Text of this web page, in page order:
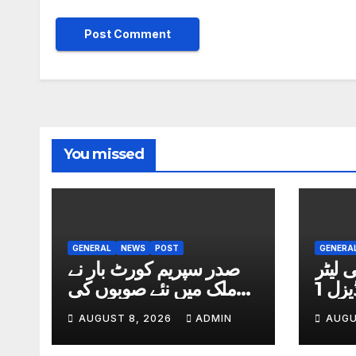
You missed
GENERAL NEWS POST
صدر سپریم کورٹ بار نے
ملک میں نئے صوبوں کی
AUGUST 8, 2026 ADMIN
3 روپے 19 پیسے، ڈیزل 1